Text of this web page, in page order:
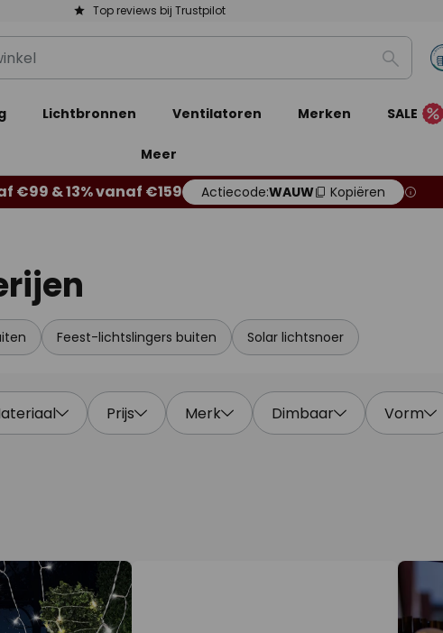
Top reviews bij Trustpilot
Zoeken
Lichtbronnen Ventilatoren Merken SALE
Meer
€99 & 13% vanaf €159 Actiecode:WAUW Kopiëren
Feest-lichtslingers buiten Solar lichtsnoer
Prijs Merk Dimbaar Vorm